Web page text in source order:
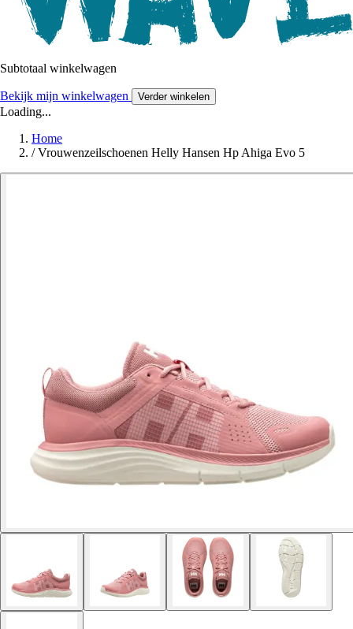
Subtotaal winkelwagen
Bekijk mijn winkelwagen Verder winkelen
Loading...
Home
/ Vrouwenzeilschoenen Helly Hansen Hp Ahiga Evo 5